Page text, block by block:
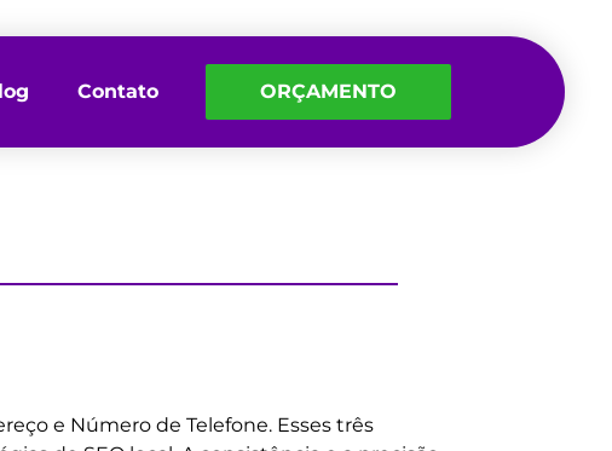
Contato ORÇAMENTO
e Número de Telefone. Esses três